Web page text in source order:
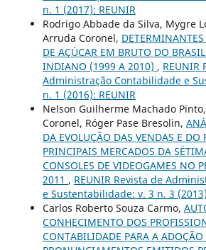
n. 1 (2017): REUNIR
Rodrigo Abbade da Silva, Mygre
Arruda Coronel, DETERMINANTES
DE AÇÚCAR EM BRUTO DO
INDIANO (1999 A 2010) , REUNIR
Administração Contabilidade e
n. 1 (2016): REUNIR
Nelson Guilherme Machado
Coronel, Róger Pase Bresolin,
DA EVOLUÇÃO DAS VENDAS E DO
PRINCIPAIS MERCADOS DA
CONSOLES DE VIDEOGAMES NO
2011 , REUNIR Revista de
e Sustentabilidade: v. 3 n. 3
Carlos Roberto Souza Carmo,
CONHECIMENTO DOS
CONTABILIDADE PARA A